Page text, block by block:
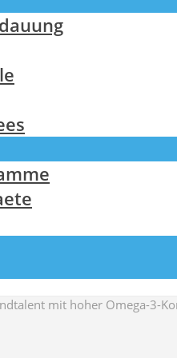
mit hoher Omega-3-